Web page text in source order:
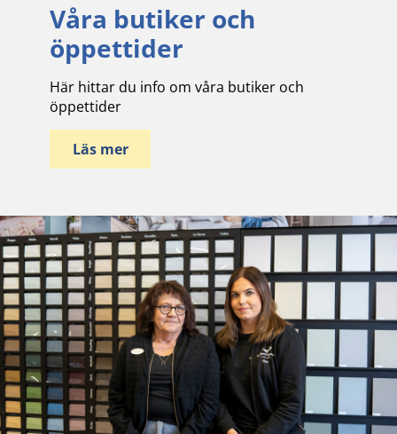
Våra butiker och
öppettider
Här hittar du info om våra butiker och
öppettider
Läs mer